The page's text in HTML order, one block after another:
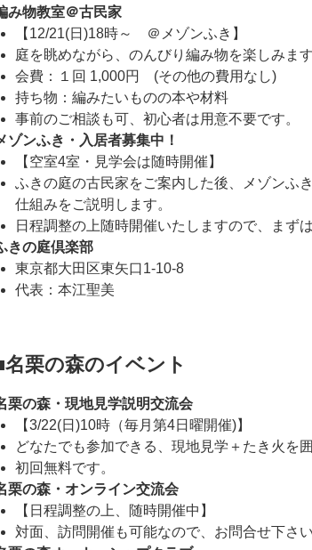
み物教室＠古民家
【12/21(日)18時～ ＠メゾンふき】
庭を眺めながら、のんびり編み物を楽しみます
会費：１回 1,000円 (その他の費用なし)
持ち物：編みたいものの本や材料
事前のご相談も可、初心者は用意不要です。
ゾンふき・入居者募集中！
【空室4室・見学会は随時開催】
ふきの庭の古民家をご案内した後、メゾンふ
仕組みをご説明します。
日程調整の上随時開催いたしますので、まず
きの庭倶楽部
東京都大田区東矢口1-10-8
代表：本江聖美
名栗の森のイベント
栗の森・現地見学説明交流会
【3/22(日)10時（毎月第4日曜開催)】
どなたでも参加できる、現地見学＋たき火を
初回無料です。
栗の森・オンライン交流会
【日程調整の上、随時開催中】
対面、訪問開催も可能なので、お問合せ下さい